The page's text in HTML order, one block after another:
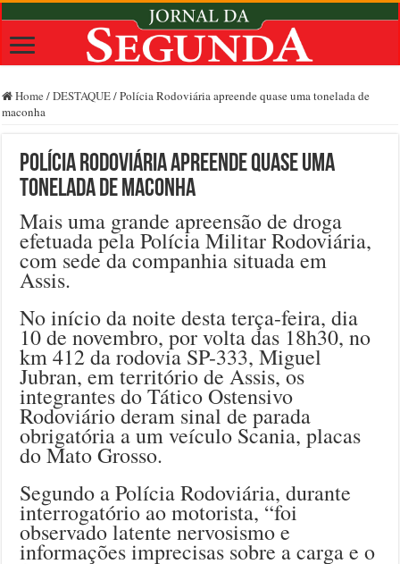
Home /DESTAQUE/Polícia Rodoviária apreende quase uma tonelada de
maconha
Polícia Rodoviária apreende quase uma
tonelada de maconha
Mais uma grande apreensão de droga
efetuada pela Polícia Militar Rodoviária,
com sede da companhia situada em
Assis.
No início da noite desta terça-feira, dia
10 de novembro, por volta das 18h30, no
km 412 da rodovia SP-333, Miguel
Jubran, em território de Assis, os
integrantes do Tático Ostensivo
Rodoviário deram sinal de parada
obrigatória a um veículo Scania, placas
do Mato Grosso.
Segundo a Polícia Rodoviária, durante
interrogatório ao motorista, “foi
observado latente nervosismo e
informações imprecisas sobre a carga e o